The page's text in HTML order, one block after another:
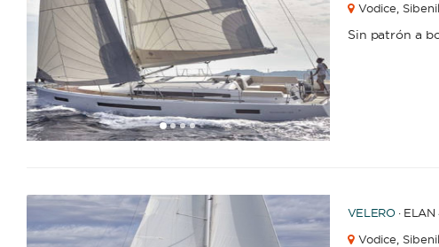
1234
Vodice,
Sin patrón a
VELERO ·
Vodice,